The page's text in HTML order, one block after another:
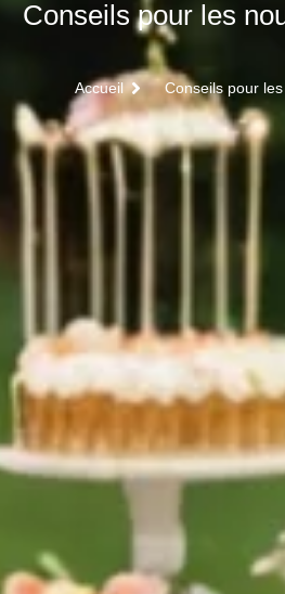
Conseils pour les
Accueil Conseils pour